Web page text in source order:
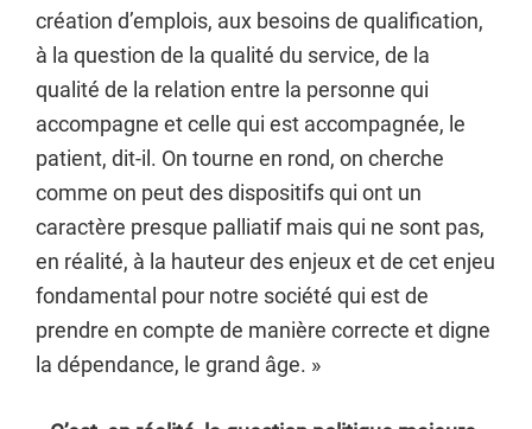
création d’emplois, aux besoins de qualification,
à la question de la qualité du service, de la
qualité de la relation entre la personne qui
accompagne et celle qui est accompagnée, le
patient, dit-il. On tourne en rond, on cherche
comme on peut des dispositifs qui ont un
caractère presque palliatif mais qui ne sont pas,
en réalité, à la hauteur des enjeux et de cet enjeu
fondamental pour notre société qui est de
prendre en compte de manière correcte et digne
la dépendance, le grand âge. »